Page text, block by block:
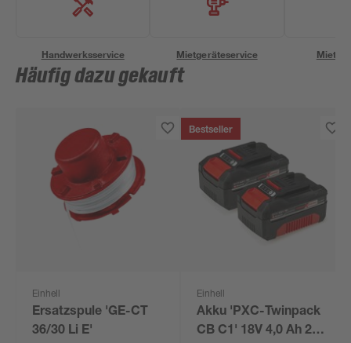
Handwerksservice Mietgeräteservice
Häufig dazu gekauft
Einhell
Ersatzspule 'GE-CT
36/30 Li E'
Bestseller
Einhell
Akku 'PXC-Twinpack
CB C1' 18V 4,0 Ah 2